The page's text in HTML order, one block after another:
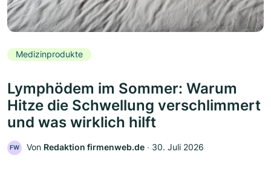
Medizinprodukte
Lymphödem im Sommer: Warum
Hitze die Schwellung verschlimmert
und was wirklich hilft
FW Von Redaktion firmenweb.de ‧ 30. Juli 2026